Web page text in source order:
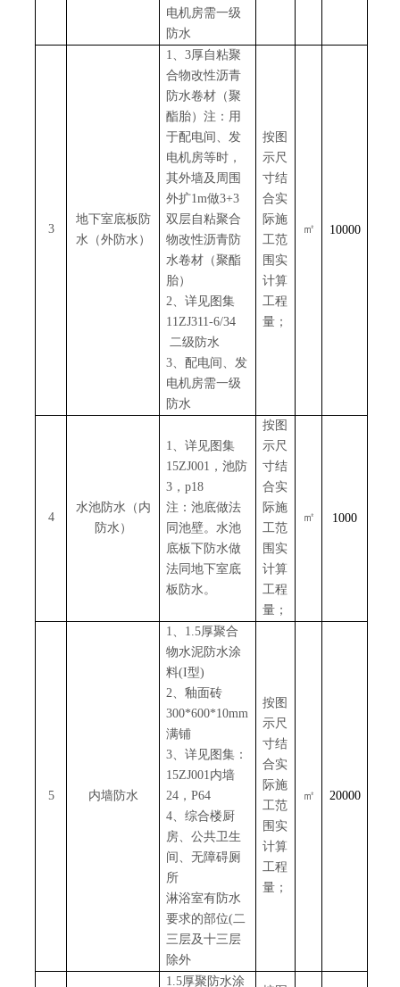
电机房需一级
防水
3
地下室底板防
水（外防水）
1、3厚自粘聚
合物改性沥青
防水卷材（聚
酯胎）注：用
于配电间、发
电机房等时，
其外墙及周围
外扩1m做3+3
双层自粘聚合
物改性沥青防
水卷材（聚酯
胎）
2、详见图集
11ZJ311-6/34
二级防水
3、配电间、发
电机房需一级
防水
按图
示尺
寸结
合实
际施
工范
围实
计算
工程
量；
㎡ 10000
4
水池防水（内
防水）
1、详见图集
15ZJ001，池防
3，p18
注：池底做法
同池壁。水池
底板下防水做
法同地下室底
板防水。
按图
示尺
寸结
合实
际施
工范
围实
计算
工程
量；
㎡ 1000
5 内墙防水
1、1.5厚聚合
物水泥防水涂
料(I型)
2、釉面砖
300*600*10mm
满铺
3、详见图集：
15ZJ001内墙
24，P64
4、综合楼厨
房、公共卫生
间、无障碍厕
所
淋浴室有防水
要求的部位(二
三层及十三层
除外
按图
示尺
寸结
合实
际施
工范
围实
计算
工程
量；
㎡ 20000
1.5厚聚防水涂